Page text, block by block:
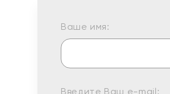
Ваше имя:
Введите Ваш e-mail: